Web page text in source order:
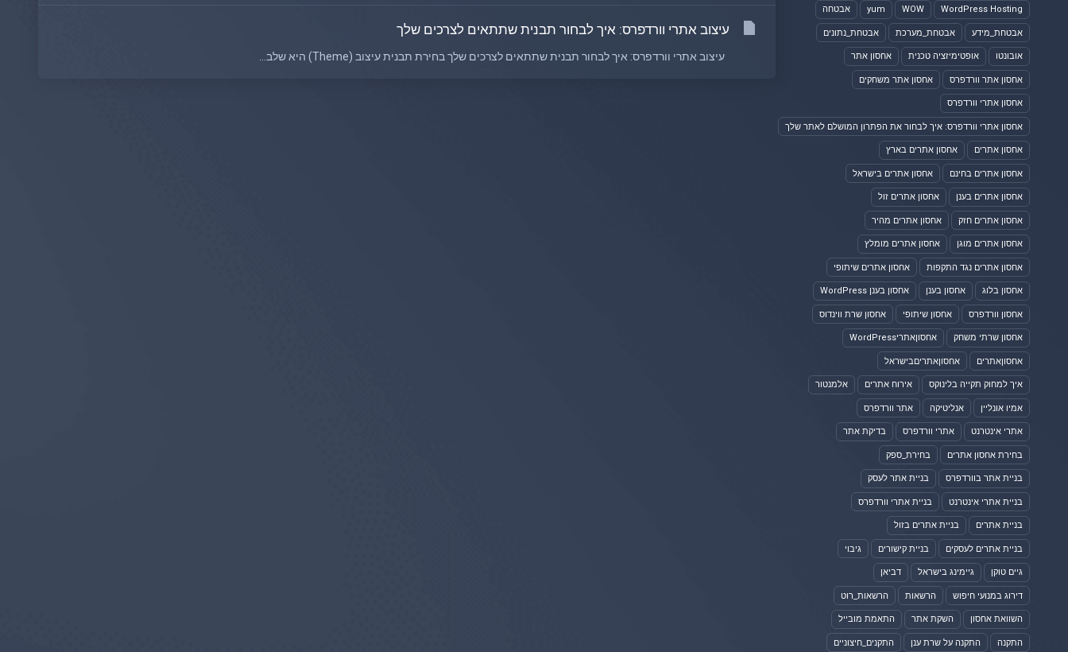
WordPress Hosting
WOW
yum אבטחה
אבטחת_מידע אבטחת_מערכת אבטחת_נתונים
אובונטו אופטימיזציה טכנית אחסון אתר
אחסון אתר וורדפרס אחסון אתר משחקים
אחסון אתרי וורדפרס
אחסון אתרי וורדפרס: איך לבחור את הפתרון המושלם לאתר שלך
אחסון אתרים אחסון אתרים בארץ
אחסון אתרים בחינם אחסון אתרים בישראל
אחסון אתרים בענן אחסון אתרים זול
אחסון אתרים חזק אחסון אתרים מהיר
אחסון אתרים מוגן אחסון אתרים מומלץ
אחסון אתרים נגד התקפות אחסון אתרים שיתופי
אחסון בלוג אחסון בענן אחסון בענן WordPress
אחסון וורדפרס אחסון שיתופי אחסון שרת ווינדוס
אחסון שרתי משחק אחסוןאתריWordPress
אחסוןאתרים אחסוןאתריםבישראל
איך למחוק תקייה בלינוקס אירוח אתרים אלמנטור
אמיו אונליין אנליטיקה אתר וורדפרס
אתרי אינטרנט אתרי וורדפרס בדיקת אתר
בחירת אחסון אתרים בחירת_ספק
בניית אתר בוורדפרס בניית אתר לעסק
בניית אתרי אינטרנט בניית אתרי וורדפרס
בניית אתרים בניית אתרים בזול
בניית אתרים לעסקים בניית קישורים גיבוי
גיים טוקן גיימינג בישראל דביאן
דירוג במנועי חיפוש הרשאות הרשאות_רוט
השוואת אחסון השקת אתר התאמת מובייל
התקנה התקנה על שרת ענן התקנים_חיצוניים
עיצוב אתרי וורדפרס: איך לבחור תבנית שתתאים לצרכים שלך
עיצוב אתרי וורדפרס: איך לבחור תבנית שתתאים לצרכים שלך בחירת תבנית עיצוב (Theme) היא שלב...